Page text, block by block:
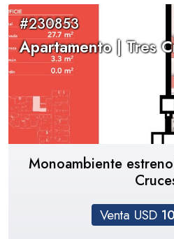
#230853
Apartamento | Tres
Monoambiente
Venta USD